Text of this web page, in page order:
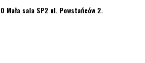
Mała sala SP2 ul. Powstańców 2.